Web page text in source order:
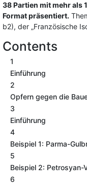
38 Partien mit mehr als
Format präsentiert.
b2), der „Französische
Contents
1
Einführung
2
Opfern gegen die
3
Einführung
4
Beispiel 1: Parma-
5
Beispiel 2: Petrosyan-
6